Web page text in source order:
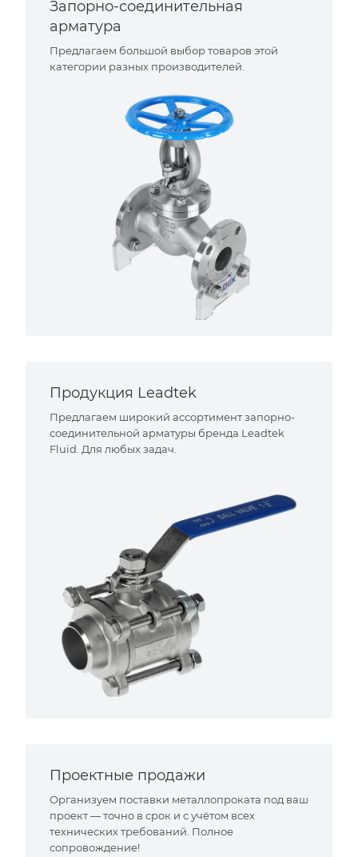
Запорно-соединительная
арматура
Предлагаем большой выбор товаров этой
категории разных производителей.
Продукция Leadtek
Предлагаем широкий ассортимент запорно-
соединительной арматуры бренда Leadtek
Fluid. Для любых задач.
Проектные продажи
Организуем поставки металлопроката под ваш
проект — точно в срок и с учётом всех
технических требований. Полное
сопровождение!